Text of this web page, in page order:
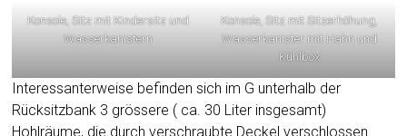
Konsole, Sitz mit Kindersitz und
Wasserkanistern
Konsole, Sitz mit Sitzerhöhung,
Wasserkanister mit Hahn und
Kühlbox
Interessanterweise befinden sich im G unterhalb der
Rücksitzbank 3 grössere ( ca. 30 Liter insgesamt)
Hohlräume, die durch verschraubte Deckel verschlossen